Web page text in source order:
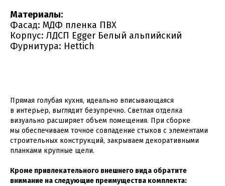
Материалы:
Фасад: МДФ пленка ПВХ
Корпус: ЛДСП Egger Белый альпийский
Фурнитура: Hettich
Прямая голубая кухня, идеально вписывающаяся
в интерьер, выглядит безупречно. Светлая отделка
визуально расширяет объем помещения. При сборке
мы обеспечиваем точное совпадение стыков с элементами
строительных конструкций, закрываем декоративными
планками крупные щели.
Кроме привлекательного внешнего вида обратите
внимание на следующие преимущества комплекта: